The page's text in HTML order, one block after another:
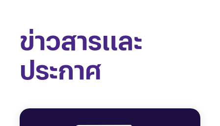
ข่าวสารและ
ประกาศ